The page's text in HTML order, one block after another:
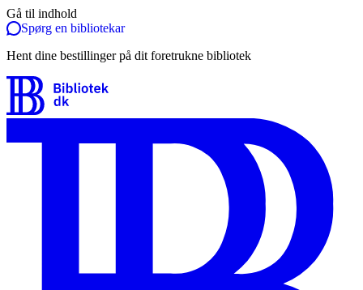
Gå til indhold
Spørg en bibliotekar
Hent dine bestillinger på dit foretrukne bibliotek